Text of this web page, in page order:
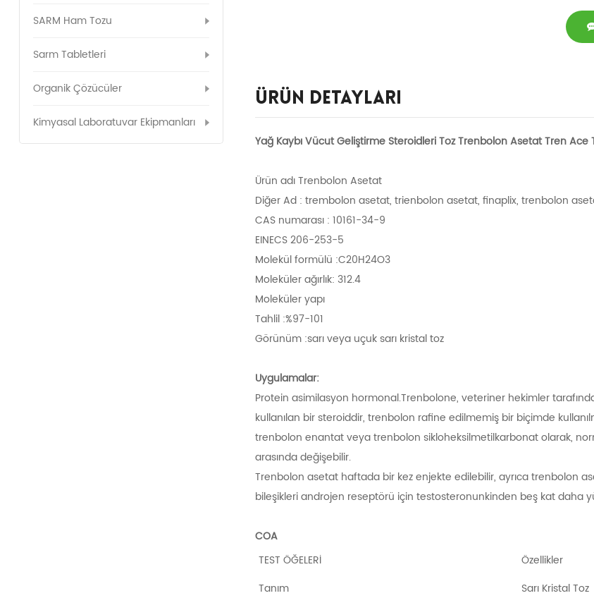
SARM Ham Tozu
Sarm Tabletleri
Organik Çözücüler
Kimyasal Laboratuvar Ekipmanları
Ürün Detayları
Yağ Kaybı Vücut Geliştirme Steroidleri Toz Trenbolon Asetat Tren
Ürün adı Trenbolon Asetat
Diğer Ad : trembolon asetat, trienbolon asetat, finaplix, trenbolon
CAS numarası : 10161-34-9
EINECS 206-253-5
Molekül formülü :C20H24O3
Moleküler ağırlık: 312.4
Moleküler yapı
Tahlil :%97-101
Görünüm :sarı veya uçuk sarı kristal toz
Uygulamalar:
Protein asimilasyon hormonal.Trenbolone, veteriner hekimler
kullanılan bir steroiddir, trenbolon rafine edilmemiş bir biçimde
trenbolon enantat veya trenbolon sikloheksilmetilkarbonat olarak,
arasında değişebilir.
Trenbolon asetat haftada bir kez enjekte edilebilir, ayrıca trenbolon
bileşikleri androjen reseptörü için testosteronunkinden beş kat daha
COA
TEST ÖĞELERİ
Özellikler
Tanım
Sarı Kristal Toz